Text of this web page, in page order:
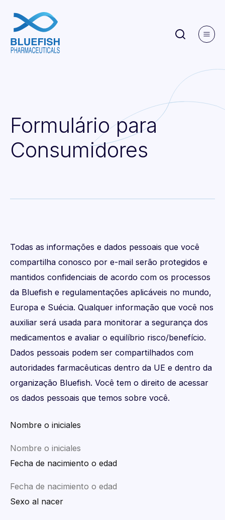
Formulário para
Consumidores
Todas as informações e dados pessoais que você
compartilha conosco por e-mail serão protegidos e
mantidos confidenciais de acordo com os processos
da Bluefish e regulamentações aplicáveis no mundo,
Europa e Suécia. Qualquer informação que você nos
auxiliar será usada para monitorar a segurança dos
medicamentos e avaliar o equilíbrio risco/benefício.
Dados pessoais podem ser compartilhados com
autoridades farmacêuticas dentro da UE e dentro da
organização Bluefish. Você tem o direito de acessar
os dados pessoais que temos sobre você.
Nombre o iniciales
Fecha de nacimiento o edad
Sexo al nacer